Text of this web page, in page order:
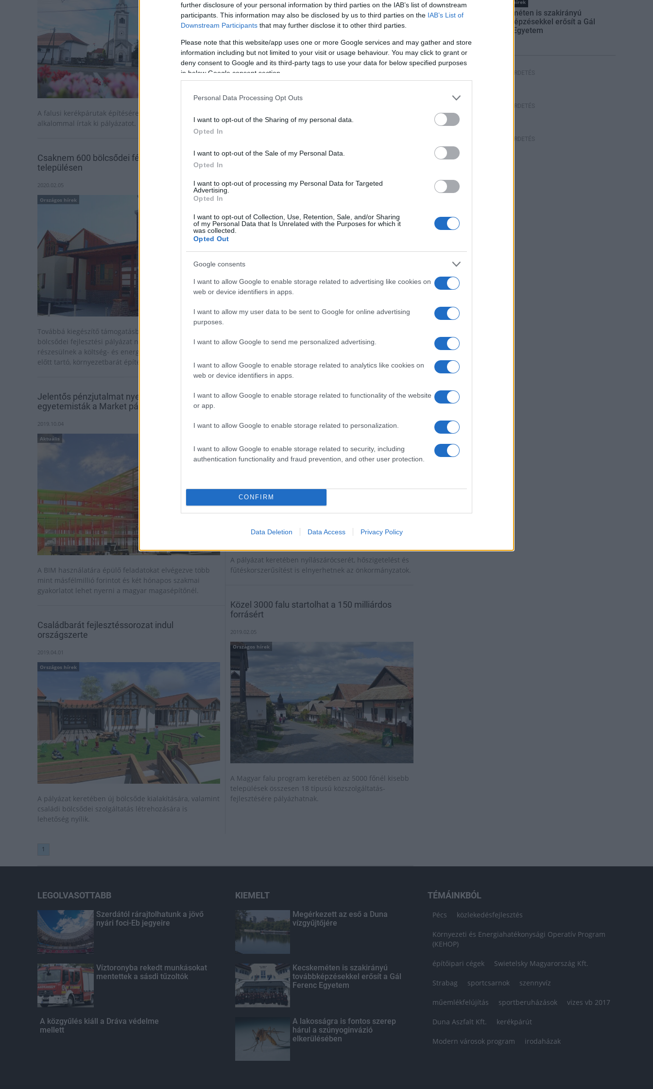
further disclosure of your personal information by third parties on the IAB’s list of downstream
participants. This information may also be disclosed by us to third parties on the IAB’s List of
Downstream Participants that may further disclose it to other third parties.
Please note that this website/app uses one or more Google services and may gather and store
information including but not limited to your visit or usage behaviour. You may click to grant or
deny consent to Google and its third-party tags to use your data for below specified purposes
in below Google consent section.
Personal Data Processing Opt Outs
I want to opt-out of the Sharing of my personal data.
Opted In
I want to opt-out of the Sale of my Personal Data.
Opted In
I want to opt-out of processing my Personal Data for Targeted
Advertising.
Opted In
I want to opt-out of Collection, Use, Retention, Sale, and/or Sharing
of my Personal Data that Is Unrelated with the Purposes for which it
was collected.
Opted Out
Google consents
I want to allow Google to enable storage related to advertising like cookies on
web or device identifiers in apps.
I want to allow my user data to be sent to Google for online advertising
purposes.
I want to allow Google to send me personalized advertising.
I want to allow Google to enable storage related to analytics like cookies on
web or device identifiers in apps.
I want to allow Google to enable storage related to functionality of the website
or app.
I want to allow Google to enable storage related to personalization.
I want to allow Google to enable storage related to security, including
authentication functionality and fraud prevention, and other user protection.
CONFIRM
Data Deletion Data Access Privacy Policy
A falusi kerékpárutak építésére és felújítására első
alkalommal írtak ki pályázatot.
Csaknem 600 bölcsődei férőhely létesülhet 32
településen
2020.02.05
Országos hírek
Továbbá kiegészítő támogatásban is részesülhetnek a
bölcsődei fejlesztési pályázat nyertesei: előnyben
részesülnek a költség- és energiahatékonyságot szem
előtt tartó, környezetbarát építési megoldások.
Jelentős pénzjutalmat nyerhetnek az
egyetemisták a Market pályázatán
2019.10.04
Aktuális
A BIM használatára épülő feladatokat elvégezve több
mint másfélmillió forintot és két hónapos szakmai
gyakorlatot lehet nyerni a magyar magasépítőnél.
Családbarát fejlesztéssorozat indul
országszerte
2019.04.01
Országos hírek
A pályázat keretében új bölcsőde kialakítására, valamint
családi bölcsődei szolgáltatás létrehozására is
lehetőség nyílik.
legalább egy kilométer hosszú futókörre nyerhetnek
Az óvodák, illetve temetők fejlesztésére összesen 964
települések
Országos hírek
A pályázat keretében nyílászárócserét, hőszigetelést és
fűtéskorszerűsítést is elnyerhetnek az önkormányzatok.
Közel 3000 falu startolhat a 150 milliárdos
forrásért
2019.02.05
Országos hírek
A Magyar falu program keretében az 5000 főnél kisebb
települések összesen 18 típusú közszolgáltatás-
fejlesztésére pályázhatnak.
1
Országos hírek
Kecskeméten is szakirányú
továbbképzésekkel erősít a Gál
Ferenc Egyetem
HÍRDETÉS
HÍRDETÉS
HÍRDETÉS
LEGOLVASOTTABB
Szerdától rárajtolhatunk a jövő
nyári foci-Eb jegyeire
Víztoronyba rekedt munkásokat
mentettek a sásdi tűzoltók
A közgyűlés kiáll a Dráva védelme
mellett
KIEMELT
Megérkezett az eső a Duna
vízgyűjtőjére
Kecskeméten is szakirányú
továbbképzésekkel erősít a Gál
Ferenc Egyetem
A lakosságra is fontos szerep
hárul a szúnyoginvázió
elkerülésében
TÉMÁINKBÓL
Pécs közlekedésfejlesztés
Környezeti és Energiahatékonysági Operatív Program
(KEHOP)
építőipari cégek Swietelsky Magyarország Kft.
Strabag sportcsarnok szennyvíz
műemlékfelújítás sportberuházások vizes vb 2017
Duna Aszfalt Kft. kerékpárút
Modern városok program irodaházak